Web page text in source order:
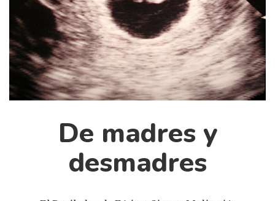
Cine y televisión
Ciudad
Cómics
Críticas
Diccionario portátil de la literatura chilena
De madres y
desmadres